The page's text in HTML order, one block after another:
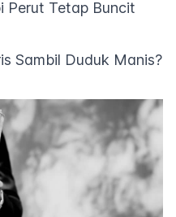
Perut Tetap Buncit
Sambil Duduk Manis?